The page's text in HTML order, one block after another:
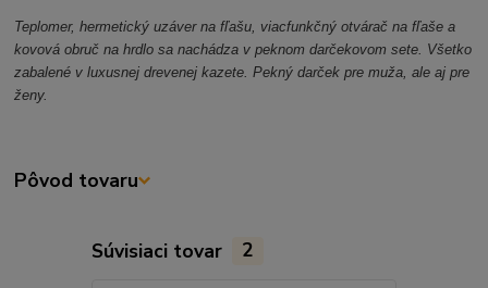
Teplomer, hermetický uzáver na fľašu, viacfunkčný otvárač na fľaše a
kovová obruč na hrdlo sa nachádza v peknom darčekovom sete. Všetko
zabalené v luxusnej drevenej kazete. Pekný darček pre muža, ale aj pre
ženy.
Pôvod tovaru
Súvisiaci tovar 2